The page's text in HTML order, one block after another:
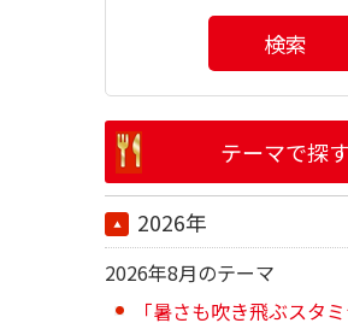
検索
テーマで探す
2026年
2026年8月のテーマ
「暑さも吹き飛ぶスタ